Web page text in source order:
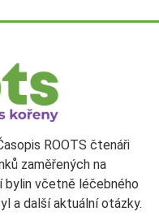
ROOTS čtenáři
zaměřených na
bylin včetně léčebného
a další aktuální otázky.